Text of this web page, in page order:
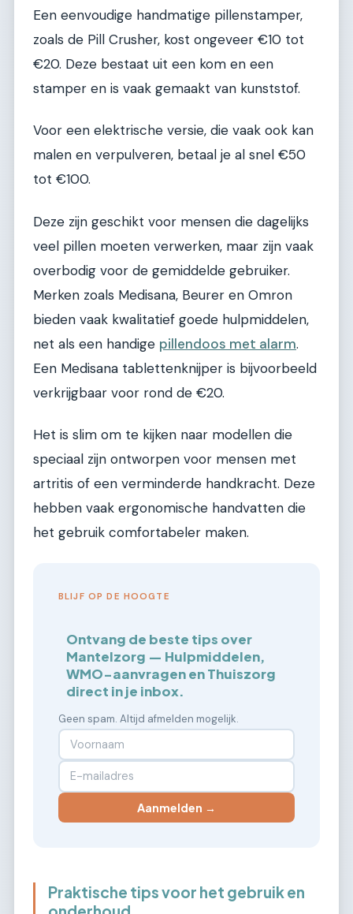
Een eenvoudige handmatige pillenstamper,
zoals de Pill Crusher, kost ongeveer €10 tot
€20. Deze bestaat uit een kom en een
stamper en is vaak gemaakt van kunststof.
Voor een elektrische versie, die vaak ook kan
malen en verpulveren, betaal je al snel €50
tot €100.
Deze zijn geschikt voor mensen die dagelijks
veel pillen moeten verwerken, maar zijn vaak
overbodig voor de gemiddelde gebruiker.
Merken zoals Medisana, Beurer en Omron
bieden vaak kwalitatief goede hulpmiddelen,
net als een handige pillendoos met alarm.
Een Medisana tablettenknijper is bijvoorbeeld
verkrijgbaar voor rond de €20.
Het is slim om te kijken naar modellen die
speciaal zijn ontworpen voor mensen met
artritis of een verminderde handkracht. Deze
hebben vaak ergonomische handvatten die
het gebruik comfortabeler maken.
BLIJF OP DE HOOGTE
Ontvang de beste tips over
Mantelzorg — Hulpmiddelen,
WMO-aanvragen en Thuiszorg
direct in je inbox.
Geen spam. Altijd afmelden mogelijk.
Aanmelden →
Praktische tips voor het gebruik en